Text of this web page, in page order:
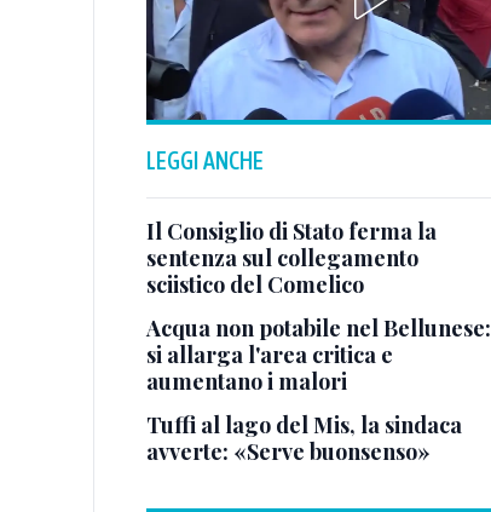
LEGGI ANCHE
Il Consiglio di Stato ferma la
sentenza sul collegamento
sciistico del Comelico
Acqua non potabile nel Bellunese:
si allarga l'area critica e
aumentano i malori
Tuffi al lago del Mis, la sindaca
avverte: «Serve buonsenso»